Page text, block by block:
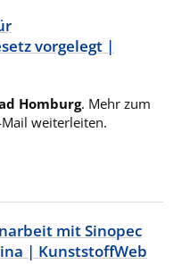
vorgelegt |
Homburg. Mehr zum
weiterleiten.
mit Sinopec
| KunststoffWeb